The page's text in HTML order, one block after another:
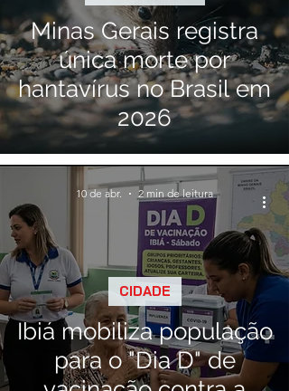
Minas Gerais registra
única morte por
hantavírus no Brasil em
2026
Ibiá mobiliza população
para o "Dia D" de
CIDADE
10 de abr. 2 min de leitura